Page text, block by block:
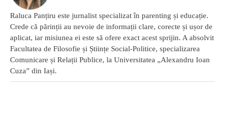
Raluca Panțiru este jurnalist specializat în parenting și educație.
Crede că părinții au nevoie de informații clare, corecte și ușor de
aplicat, iar misiunea ei este să ofere exact acest sprijin. A absolvit
Facultatea de Filosofie și Științe Social-Politice, specializarea
Comunicare și Relații Publice, la Universitatea „Alexandru Ioan
Cuza” din Iași.